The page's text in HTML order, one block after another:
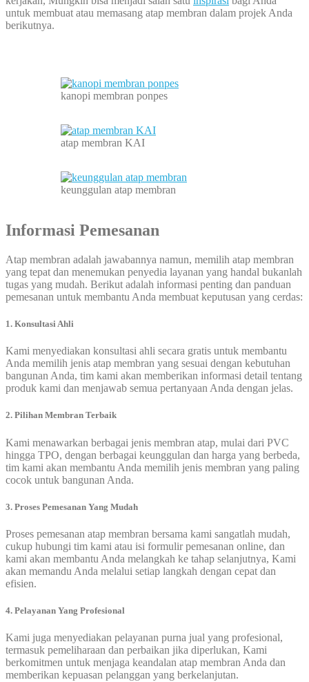
untuk membuat atau memasang atap membran dalam projek Anda
berikutnya.
kanopi membran ponpes
atap membran KAI
keunggulan atap membran
Informasi Pemesanan
Atap membran adalah jawabannya namun, memilih atap membran
yang tepat dan menemukan penyedia layanan yang handal bukanlah
tugas yang mudah. Berikut adalah informasi penting dan panduan
pemesanan untuk membantu Anda membuat keputusan yang cerdas:
1. Konsultasi Ahli
Kami menyediakan konsultasi ahli secara gratis untuk membantu
Anda memilih jenis atap membran yang sesuai dengan kebutuhan
bangunan Anda, tim kami akan memberikan informasi detail tentang
produk kami dan menjawab semua pertanyaan Anda dengan jelas.
2. Pilihan Membran Terbaik
Kami menawarkan berbagai jenis membran atap, mulai dari PVC
hingga TPO, dengan berbagai keunggulan dan harga yang berbeda,
tim kami akan membantu Anda memilih jenis membran yang paling
cocok untuk bangunan Anda.
3. Proses Pemesanan Yang Mudah
Proses pemesanan atap membran bersama kami sangatlah mudah,
cukup hubungi tim kami atau isi formulir pemesanan online, dan
kami akan membantu Anda melangkah ke tahap selanjutnya, Kami
akan memandu Anda melalui setiap langkah dengan cepat dan
efisien.
4. Pelayanan Yang Profesional
Kami juga menyediakan pelayanan purna jual yang profesional,
termasuk pemeliharaan dan perbaikan jika diperlukan, Kami
berkomitmen untuk menjaga keandalan atap membran Anda dan
memberikan kepuasan pelanggan yang berkelanjutan.